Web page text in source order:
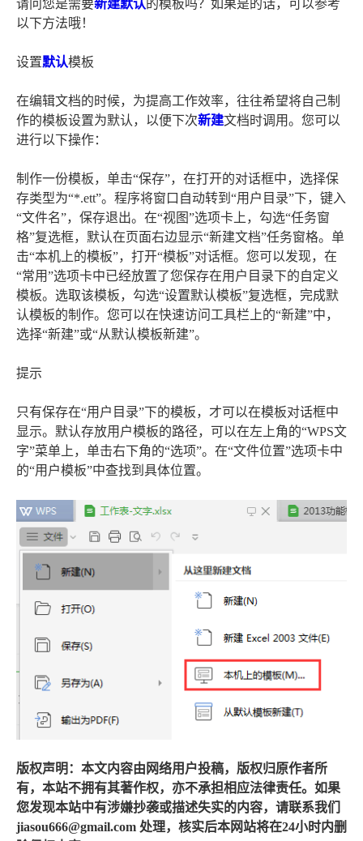
请问您是需要新建默认的模板吗？如果是的话，可以参考
以下方法哦！
设置默认模板
在编辑文档的时候，为提高工作效率，往往希望将自己制
作的模板设置为默认，以便下次新建文档时调用。您可以
进行以下操作：
制作一份模板，单击“保存”，在打开的对话框中，选择保
存类型为“*.ett”。程序将窗口自动转到“用户目录”下，键入
“文件名”，保存退出。在“视图”选项卡上，勾选“任务窗
格”复选框，默认在页面右边显示“新建文档”任务窗格。单
击“本机上的模板”，打开“模板”对话框。您可以发现，在
“常用”选项卡中已经放置了您保存在用户目录下的自定义
模板。选取该模板，勾选“设置默认模板”复选框，完成默
认模板的制作。您可以在快速访问工具栏上的“新建”中，
选择“新建”或“从默认模板新建”。
提示
只有保存在“用户目录”下的模板，才可以在模板对话框中
显示。默认存放用户模板的路径，可以在左上角的“WPS文
字”菜单上，单击右下角的“选项”。在“文件位置”选项卡中
的“用户模板”中查找到具体位置。
版权声明：本文内容由网络用户投稿，版权归原作者所
有，本站不拥有其著作权，亦不承担相应法律责任。如果
您发现本站中有涉嫌抄袭或描述失实的内容，请联系我们
jiasou666@gmail.com 处理，核实后本网站将在24小时内删